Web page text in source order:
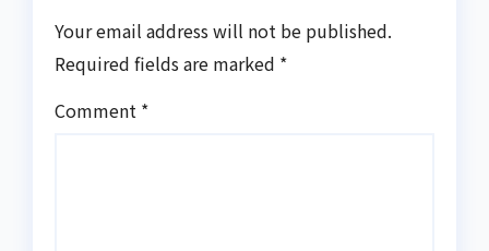
Your email address will not be published.
Required fields are marked *
Comment *